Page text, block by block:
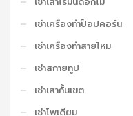
เช่าเครื่องทำป็อปคอร์น
เช่าเครื่องทำสายไหม
เช่าสกายทูป
เช่าเสากั้นเขต
เช่าโพเดียม